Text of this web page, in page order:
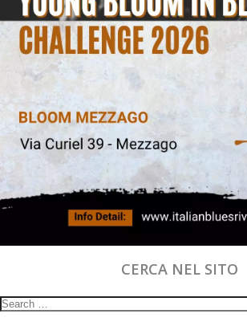
CERCA NEL SITO
Search